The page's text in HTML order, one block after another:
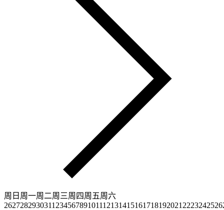
周日 周一周二周三周四周五周六
2627282930311 23456789101112131415161718192021 2223242526